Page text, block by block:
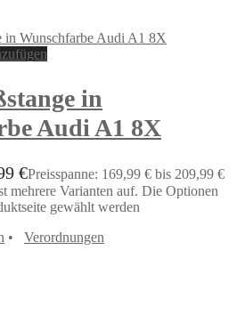
in
Audi A1 8X
€Preisspanne: 169,99 € bis 209,99 €
mehrere Varianten auf. Die Optionen
gewählt werden
• Verordnungen